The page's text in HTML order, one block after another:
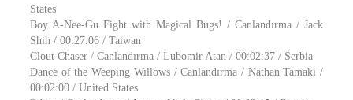
States
Boy A-Nee-Gu Fight with Magical Bugs! / Canlandırma / Jack
Shih / 00:27:06 / Taiwan
Clout Chaser / Canlandırma / Lubomir Atan / 00:02:37 / Serbia
Dance of the Weeping Willows / Canlandırma / Nathan Tamaki /
00:02:00 / United States